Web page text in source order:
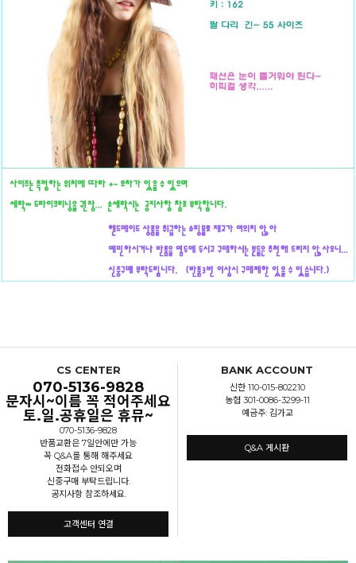
CS CENTER
070-5136-9828
문자시~이름 꼭 적어주세요
토.일.공휴일은 휴뮤~
070-5136-9828
반품교환은 7일안에만 가능
꼭 Q&A를 통해 해주세요
전화접수 안되오며
신중구매 부탁드립니다.
공지사항 참조하세요.
고객센터 연결
BANK ACCOUNT
신한 110-015-802210
농협 301-0086-3299-11
예금주: 김가교
Q&A 게시판